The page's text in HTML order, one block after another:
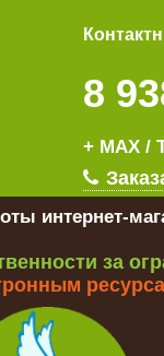
8
+ MAX /
интернет-
за